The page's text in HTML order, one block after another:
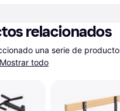
relacionados
una serie de
Mostrar todo